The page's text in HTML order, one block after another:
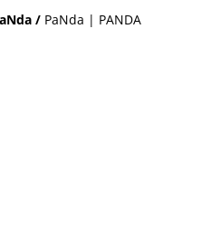
/ PaNda | PANDA